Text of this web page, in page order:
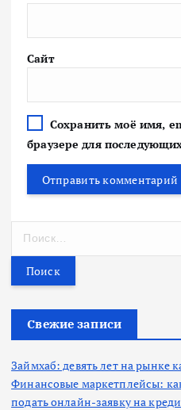
Сайт
Сохранить моё имя,
браузере для
т
Свежие записи
Займхаб: девять лет на рынке
Финансовые маркетплейсы:
подать онлайн-заявку на